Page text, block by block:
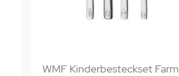
WMF Kinderbesteckset